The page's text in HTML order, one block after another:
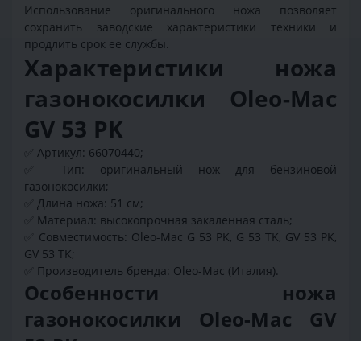
Использование оригинального ножа позволяет
сохранить заводские характеристики техники и
продлить срок ее службы.
Характеристики ножа
газонокосилки Oleo-Mac
GV 53 PK
Артикул: 66070440;
Тип: оригинальный нож для бензиновой
газонокосилки;
Длина ножа: 51 см;
Материал: высокопрочная закаленная сталь;
Совместимость: Oleo-Mac G 53 PK, G 53 TK, GV 53 PK,
GV 53 TK;
Производитель бренда: Oleo-Mac (Италия).
Особенности ножа
газонокосилки Oleo-Mac GV